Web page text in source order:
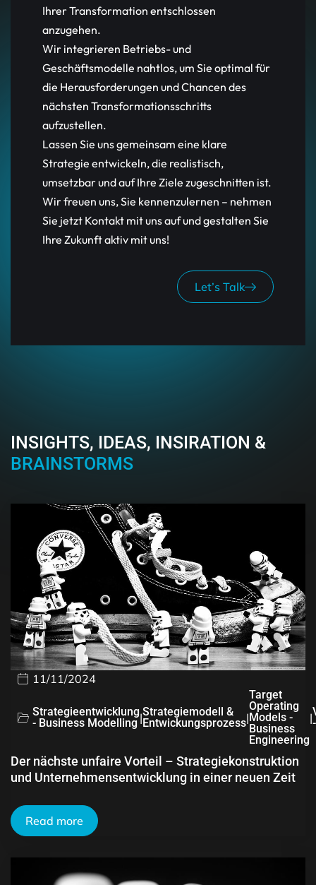
Ihrer Transformation entschlossen
anzugehen.
Wir integrieren Betriebs- und
Geschäftsmodelle nahtlos, um Sie optimal für
die Herausforderungen und Chancen des
nächsten Transformationsschritts
aufzustellen.
Lassen Sie uns gemeinsam eine klare
Strategie entwickeln, die realistisch,
umsetzbar und auf Ihre Ziele zugeschnitten ist.
Wir freuen uns, Sie kennenzulernen – nehmen
Sie jetzt Kontakt mit uns auf und gestalten Sie
Ihre Zukunft aktiv mit uns!
Let’s Talk
INSIGHTS, IDEAS, INSIRATION &
BRAINSTORMS
11/11/2024
Strategieentwicklung
- Business Modelling |Strategiemodell &
Entwickungsprozess|
Target
Operating
Models -
Business
Engineering
|
Der nächste unfaire Vorteil – Strategiekonstruktion
und Unternehmensentwicklung in einer neuen Zeit
Read more